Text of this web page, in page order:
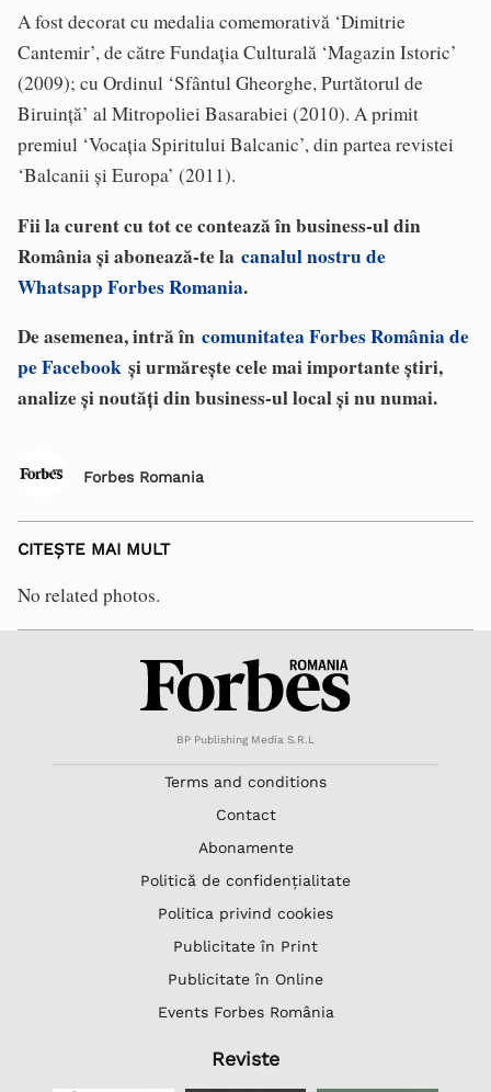
A fost decorat cu medalia comemorativă ‘Dimitrie
Cantemir’, de către Fundația Culturală ‘Magazin Istoric’
(2009); cu Ordinul ‘Sfântul Gheorghe, Purtătorul de
Biruință’ al Mitropoliei Basarabiei (2010). A primit
premiul ‘Vocația Spiritului Balcanic’, din partea revistei
‘Balcanii și Europa’ (2011).
Fii la curent cu tot ce contează în business-ul din
România și abonează-te la canalul nostru de
Whatsapp Forbes Romania.
De asemenea, intră în comunitatea Forbes România de
pe Facebook și urmărește cele mai importante știri,
analize și noutăți din business-ul local și nu numai.
Forbes Romania
CITEȘTE MAI MULT
No related photos.
BP Publishing Media S.R.L
Terms and conditions
Contact
Abonamente
Politică de confidențialitate
Politica privind cookies
Publicitate în Print
Publicitate în Online
Events Forbes România
Reviste